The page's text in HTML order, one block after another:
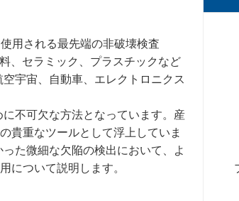
用される最先端の非破壊検査
、セラミック、プラスチックなど
宇宙、自動車、エレクトロニクス
不可欠な方法となっています。産
貴重なツールとして浮上していま
た微細な欠陥の検出において、よ
について説明します。